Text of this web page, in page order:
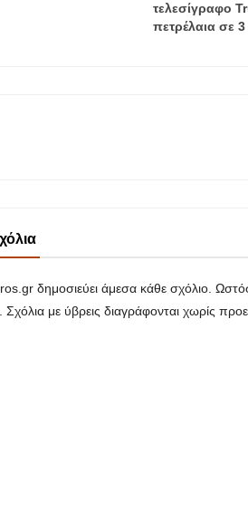
τελεσίγραφο
πετρέλαια σε
δημοσιεύει άμεσα κάθε σχόλιο.
Σχόλια με ύβρεις διαγράφονται χωρίς